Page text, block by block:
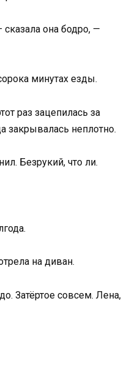
она бодро, —
минутах езды.
раз зацепилась за
неплотно.
Безрукий, что ли.
на диван.
Затёртое совсем. Лена,